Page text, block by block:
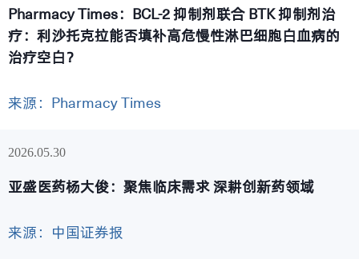
Pharmacy Times：BCL-2 抑制剂联合 BTK 抑制剂治
疗：利沙托克拉能否填补高危慢性淋巴细胞白血病的
治疗空白？
来源：Pharmacy Times
05.30
2026
亚盛医药杨大俊：聚焦临床需求 深耕创新药领域
来源：中国证券报